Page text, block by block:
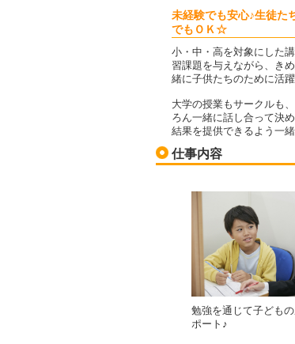
未経験でも安心♪生徒た
でもＯＫ☆
小・中・高を対象にした
習課題を与えながら、き
緒に子供たちのために活
大学の授業もサークルも
ろん一緒に話し合って決
結果を提供できるよう一
仕事内容
勉強を通じて子ども
ポート♪